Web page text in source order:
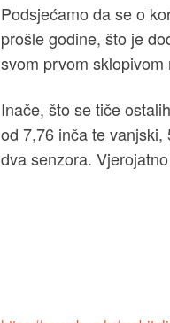
Podsjećamo da se o
prošle godine, što je
svom prvom sklopivom
Inače, što se tiče
od 7,76 inča te
dva senzora.